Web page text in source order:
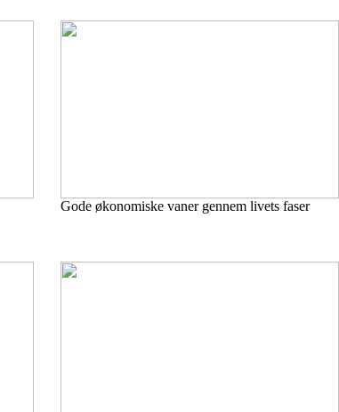
Gode økonomiske vaner gennem livets faser